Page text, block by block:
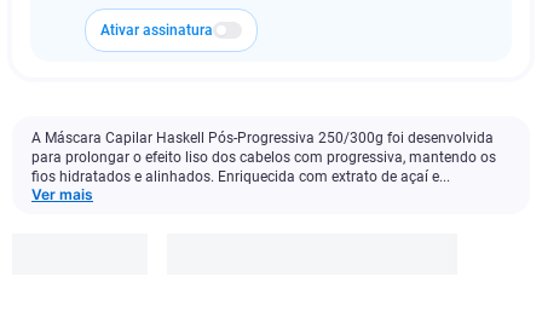
Ativar assinatura
A Máscara Capilar Haskell Pós-Progressiva 250/300g foi desenvolvida
para prolongar o efeito liso dos cabelos com progressiva, mantendo os
fios hidratados e alinhados. Enriquecida com extrato de açaí e...
Ver mais